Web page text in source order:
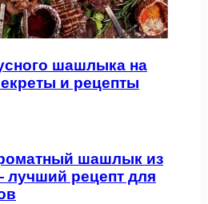
шашлыка на
и рецепты
шашлык из
рецепт для